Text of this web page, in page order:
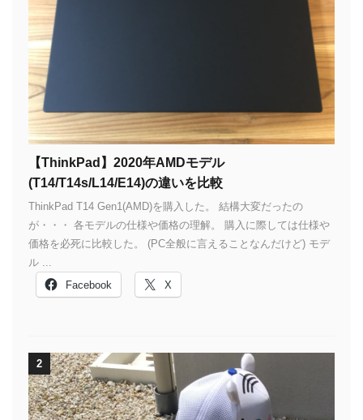
【ThinkPad】2020年AMDモデル
(T14/T14s/L14/E14)の違いを比較
ThinkPad T14 Gen1(AMD)を購入した。 結構大変だったの
が・・・ 各モデルの仕様や価格の理解。 購入に際しては仕様や
価格を必死に比較した。 (PC全般に言えることなんだけど) モデ
ル ...
Facebook
X
2